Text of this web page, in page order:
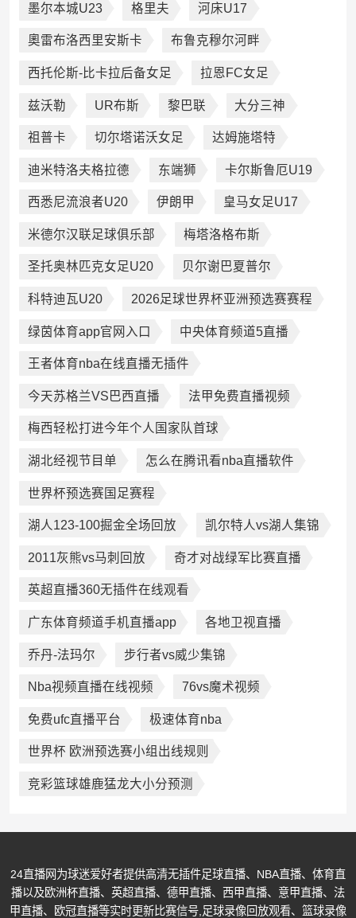
墨尔本城U23 格里夫 河床U17
奧雷布洛西里安斯卡 布鲁克穆尔河畔
西托伦斯-比卡拉后备女足 拉恩FC女足
兹沃勒 UR布斯 黎巴联 大分三神
祖普卡 切尔塔诺沃女足 达姆施塔特
迪米特洛夫格拉德 东端狮 卡尔斯鲁厄U19
西悉尼流浪者U20 伊朗甲 皇马女足U17
米德尔汉联足球俱乐部 梅塔洛格布斯
圣托奥林匹克女足U20 贝尔谢巴夏普尔
科特迪瓦U20 2026足球世界杯亚洲预选赛赛程
绿茵体育app官网入口 中央体育频道5直播
王者体育nba在线直播无插件
今天苏格兰VS巴西直播 法甲免费直播视频
梅西轻松打进今年个人国家队首球
湖北经视节目单 怎么在腾讯看nba直播软件
世界杯预选赛国足赛程
湖人123-100掘金全场回放 凯尔特人vs湖人集锦
2011灰熊vs马刺回放 奇才对战绿军比赛直播
英超直播360无插件在线观看
广东体育频道手机直播app 各地卫视直播
乔丹-法玛尔 步行者vs威少集锦
Nba视频直播在线视频 76vs魔术视频
免费ufc直播平台 极速体育nba
世界杯 欧洲预选赛小组出线规则
竞彩篮球雄鹿猛龙大小分预测
24直播网为球迷爱好者提供高清无插件足球直播、NBA直播、体育直
播以及欧洲杯直播、英超直播、德甲直播、西甲直播、意甲直播、法
甲直播、欧冠直播等实时更新比赛信号,足球录像回放观看、篮球录像